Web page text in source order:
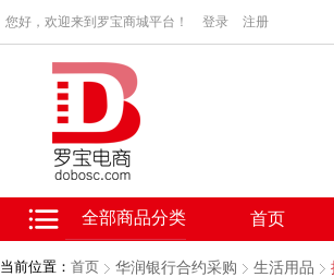
您好，欢迎来到罗宝商城平台！ 登录 注册
全部商品分类 首页
当前位置： 首页 华润银行合约采购 生活用品